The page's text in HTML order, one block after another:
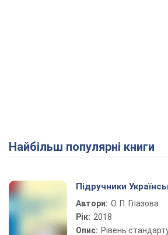
Найбільш популярні книги
Підручники
Автори: О. П. Глазова
Рік: 2018
Опис: Рівень